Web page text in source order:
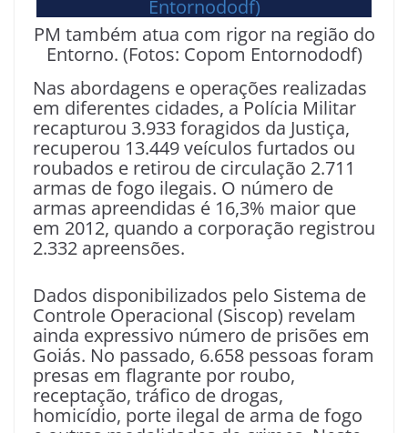
PM também atua com rigor na região do
Entorno. (Fotos: Copom Entornododf)
Nas abordagens e operações realizadas
em diferentes cidades, a Polícia Militar
recapturou 3.933 foragidos da Justiça,
recuperou 13.449 veículos furtados ou
roubados e retirou de circulação 2.711
armas de fogo ilegais. O número de
armas apreendidas é 16,3% maior que
em 2012, quando a corporação registrou
2.332 apreensões.
Dados disponibilizados pelo Sistema de
Controle Operacional (Siscop) revelam
ainda expressivo número de prisões em
Goiás. No passado, 6.658 pessoas foram
presas em flagrante por roubo,
receptação, tráfico de drogas,
homicídio, porte ilegal de arma de fogo